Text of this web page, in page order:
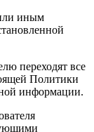
иным
переходят все
Политики
информации.